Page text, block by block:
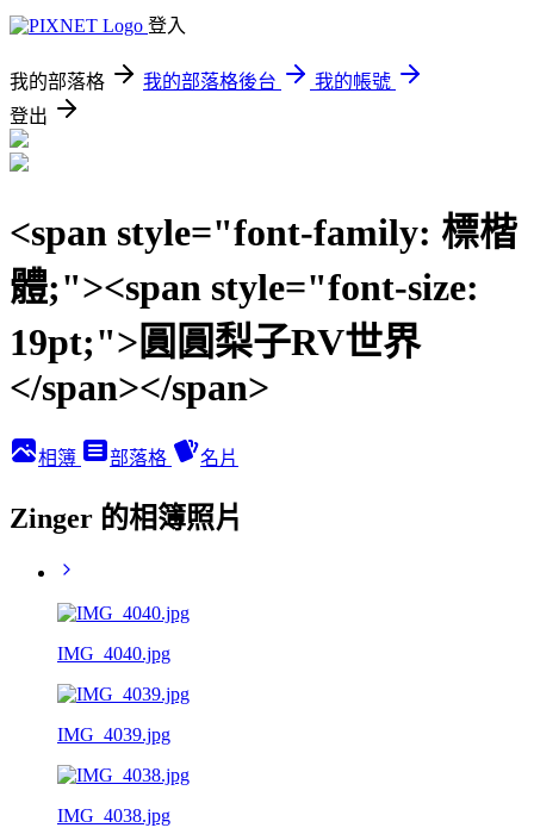
登入
我的部落格 我的部落格後台
我的帳號
登出
<span style="font-family: 標楷
體;"><span style="font-size:
19pt;">圓圓梨子RV世界
</span></span>
相簿 部落格 名片
Zinger 的相簿照片
IMG_4040.jpg
IMG_4039.jpg
IMG_4038.jpg